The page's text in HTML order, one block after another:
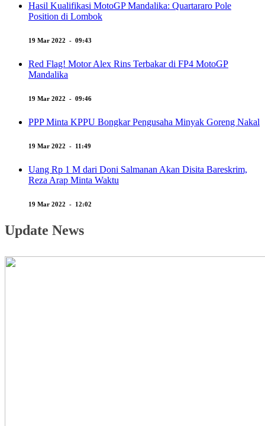
Hasil Kualifikasi MotoGP Mandalika: Quartararo Pole
Position di Lombok
19 Mar 2022 - 09:43
Red Flag! Motor Alex Rins Terbakar di FP4 MotoGP
Mandalika
19 Mar 2022 - 09:46
PPP Minta KPPU Bongkar Pengusaha Minyak Goreng Nakal
19 Mar 2022 - 11:49
Uang Rp 1 M dari Doni Salmanan Akan Disita Bareskrim,
Reza Arap Minta Waktu
19 Mar 2022 - 12:02
Update News